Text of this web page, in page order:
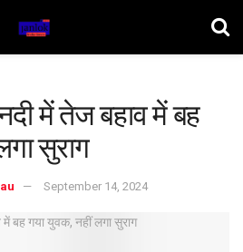
में तेज बहाव में बह
सुराग
September 14, 2024